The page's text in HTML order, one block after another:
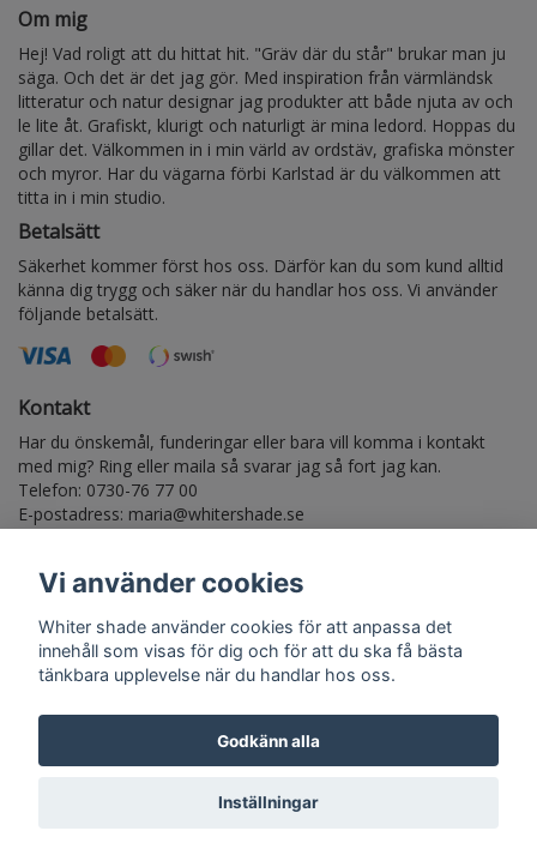
Om mig
Hej! Vad roligt att du hittat hit. "Gräv där du står" brukar man ju
säga. Och det är det jag gör. Med inspiration från värmländsk
litteratur och natur designar jag produkter att både njuta av och
le lite åt. Grafiskt, klurigt och naturligt är mina ledord. Hoppas du
gillar det. Välkommen in i min värld av ordstäv, grafiska mönster
och myror. Har du vägarna förbi Karlstad är du välkommen att
titta in i min studio.
Betalsätt
Säkerhet kommer först hos oss. Därför kan du som kund alltid
känna dig trygg och säker när du handlar hos oss. Vi använder
följande betalsätt.
Kontakt
Har du önskemål, funderingar eller bara vill komma i kontakt
med mig? Ring eller maila så svarar jag så fort jag kan.
Telefon: 0730-76 77 00
E-postadress: maria@whitershade.se
Anmäl dig till vårt nyhetsbrev
Prenumerera
© Copyright Whiter shade
Vi använder cookies
Whiter shade använder cookies för att anpassa det
innehåll som visas för dig och för att du ska få bästa
tänkbara upplevelse när du handlar hos oss.
Godkänn alla
Inställningar